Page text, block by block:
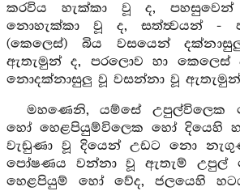
කරවිය හැක්කා වූ ද,
නොහැක්කා වූ ද, සත්ත්‍වයන් -
(කෙලෙස්) බිය වසයෙන්
ඇතැමුන් ද, පරලොව හා කෙලෙස්
නොදක්නාසුලු වූ වසන්නා වූ ඇතැමුන්
මහණෙනි, යම්සේ උපුල්විලෙක
හෝ හෙළපියුම්විලෙක හෝ දියෙහි
වැඩුණා වූ දියෙන් උඩට නො
පෝෂණය වන්නා වූ ඇතැම් උපුල්
හෙළපියුම් හෝ වේද, ජලයෙහි